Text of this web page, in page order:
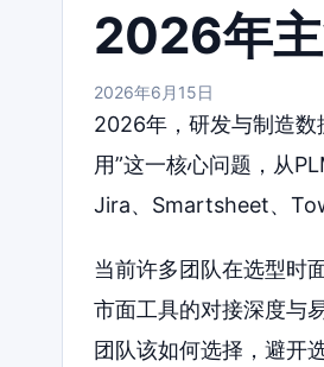
2026年
2026年6月15日
2026年，研发与制造数
用”这一核心问题，从
Jira、Smartsheet、
当前许多团队在选型时
市面工具的对接深度与
团队该如何选择，避开